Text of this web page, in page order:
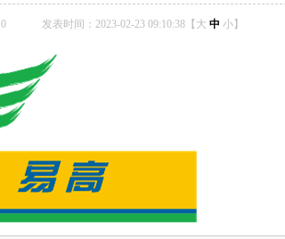
0 发表时间：2023-02-23 09:10:38【 大 中 小】